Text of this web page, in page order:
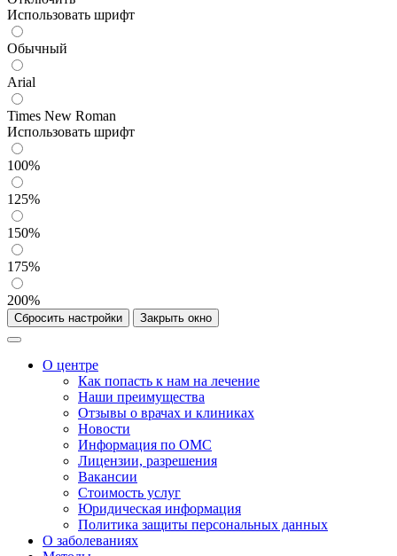
Использовать шрифт
Обычный
Arial
Times New Roman
Использовать шрифт
100%
125%
150%
175%
200%
Сбросить настройки Закрыть окно
О центре
Как попасть к нам на лечение
Наши преимущества
Отзывы о врачах и клиниках
Новости
Информация по ОМС
Лицензии, разрешения
Вакансии
Стоимость услуг
Юридическая информация
Политика защиты персональных данных
О заболеваниях